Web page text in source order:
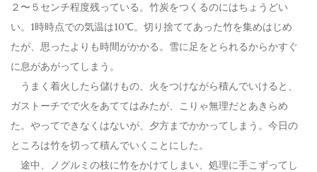
２〜５センチ程度残っている。竹炭をつくるのにはちょうどい
い。1時時点での気温は10℃。切り捨ててあった竹を集めはじめ
たが、思ったよりも時間がかかる。雪に足をとられるからかすぐ
に息があがってしまう。
うまく着火したら儲けもの、火をつけながら積んでいけると、
ガストーチでで火をあててはみたが、こりゃ無理だとあきらめ
た。やってできなくはないが、夕方までかかってしまう。今日の
ところは竹を切って積んでいくことにした。
途中、ノグルミの枝に竹をかけてしまい、処理に手こずってし